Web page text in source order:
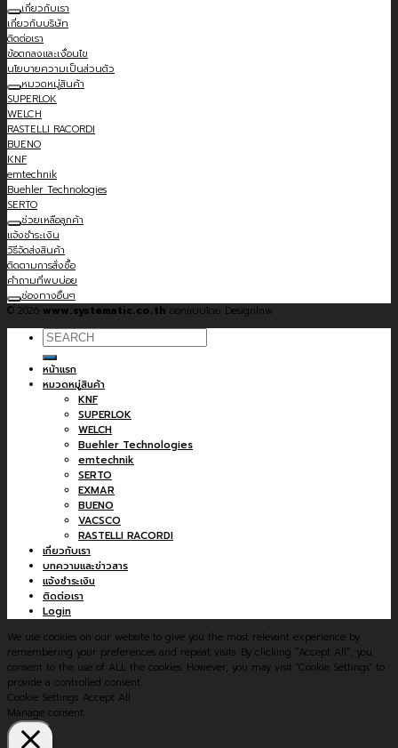
เกี่ยวกับเรา
เกี่ยวกับบริษัท
ติดต่อเรา
ข้อตกลงและเงื่อนไข
นโยบายความเป็นส่วนตัว
หมวดหมู่สินค้า
SUPERLOK
WELCH
RASTELLI RACORDI
BUENO
KNF
emtechnik
Buehler Technologies
SERTO
ช่วยเหลือลูกค้า
แจ้งชำระเงิน
วิธีจัดส่งสินค้า
ติดตามการสั่งซื้อ
คำถามที่พบบ่อย
ช่องทางอื่นๆ
© 2026 www.systematic.co.th ออกแบบโดย Designlnw
Search
for:
หน้าแรก
หมวดหมู่สินค้า
KNF
SUPERLOK
WELCH
Buehler Technologies
emtechnik
SERTO
EXMAR
BUENO
VACSCO
RASTELLI RACORDI
เกี่ยวกับเรา
บทความและข่าวสาร
แจ้งชำระเงิน
ติดต่อเรา
Login
We use cookies on our website to give you the most relevant experience by
remembering your preferences and repeat visits. By clicking “Accept All”, you
consent to the use of ALL the cookies. However, you may visit "Cookie Settings" to
provide a controlled consent.
Cookie Settings Accept All
Manage consent